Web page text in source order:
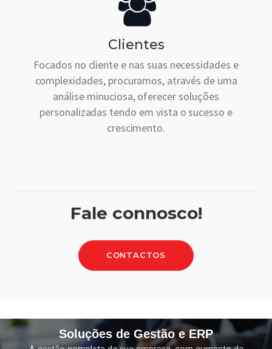
Clientes
Focados no cliente e nas suas necessidades e
complexidades, procuramos, através de uma
análise minuciosa, oferecer soluções
personalizadas tendo em vista o sucesso e
crescimento.
Fale connosco!
CONTACTOS
Soluções de Gestão e ERP